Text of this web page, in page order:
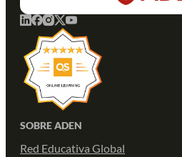
SOBRE ADEN
Red Educativa Global